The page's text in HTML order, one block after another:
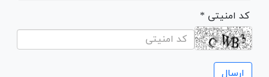
* کد امنیتی